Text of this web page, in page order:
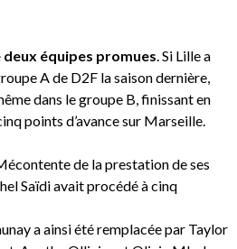
équipes promues. Si Lille a
A de D2F la saison dernière,
dans le groupe B, finissant en
points d’avance sur Marseille.
de la prestation de ses
Saïdi avait procédé à cinq
a ainsi été remplacée par Taylor